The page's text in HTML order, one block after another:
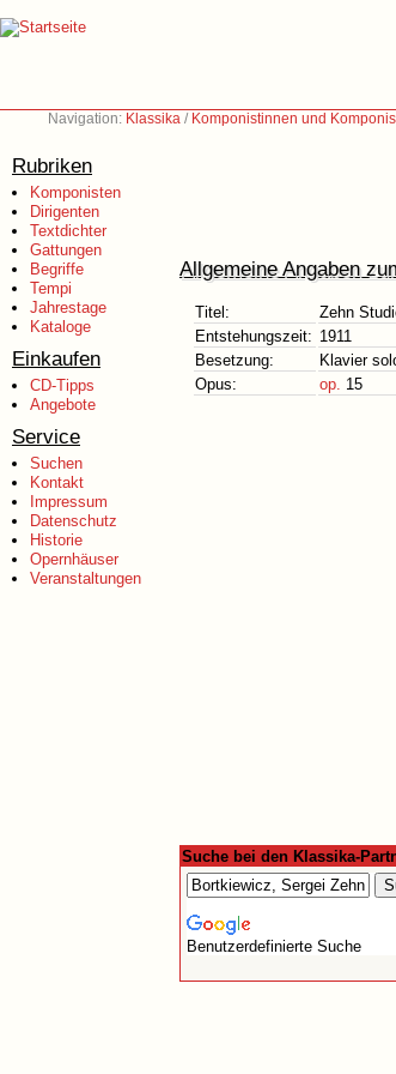
Navigation: Klassika / Komponistinnen und
Rubriken
Komponisten
Dirigenten
Textdichter
Gattungen
Begriffe
Tempi
Jahrestage
Kataloge
Einkaufen
CD-Tipps
Angebote
Service
Suchen
Kontakt
Impressum
Datenschutz
Historie
Opernhäuser
Veranstaltungen
Allgemeine Angaben
Titel:
Zehn
Entstehungszeit: 1911
Besetzung:
Klavier
Opus:
op. 15
Suche bei den Klassika-
Benutzerdefinierte Suche